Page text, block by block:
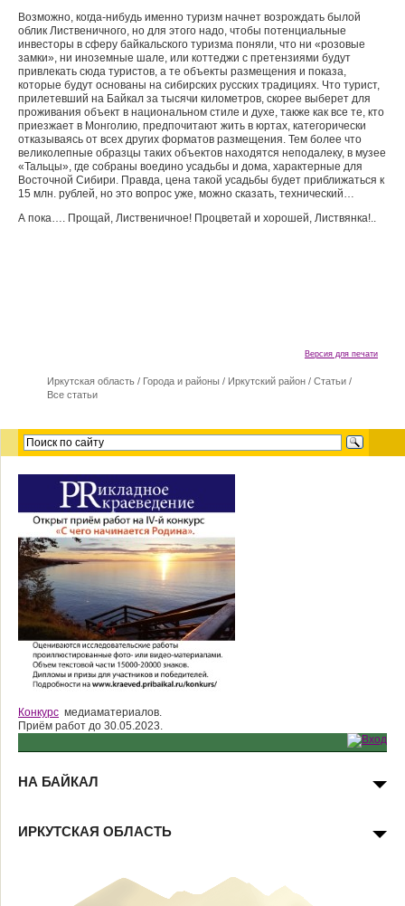
Возможно, когда-нибудь именно туризм начнет возрождать былой
облик Лиственичного, но для этого надо, чтобы потенциальные
инвесторы в сферу байкальского туризма поняли, что ни «розовые
замки», ни иноземные шале, или коттеджи с претензиями будут
привлекать сюда туристов, а те объекты размещения и показа,
которые будут основаны на сибирских русских традициях. Что турист,
прилетевший на Байкал за тысячи километров, скорее выберет для
проживания объект в национальном стиле и духе, также как все те, кто
приезжает в Монголию, предпочитают жить в юртах, категорически
отказываясь от всех других форматов размещения. Тем более что
великолепные образцы таких объектов находятся неподалеку, в музее
«Тальцы», где собраны воедино усадьбы и дома, характерные для
Восточной Сибири. Правда, цена такой усадьбы будет приближаться к
15 млн. рублей, но это вопрос уже, можно сказать, технический…
А пока…. Прощай, Лиственичное! Процветай и хорошей, Листвянка!..
Версия для печати
Иркутская область / Города и районы / Иркутский район / Статьи /
Все статьи
Конкурс медиаматериалов.
Приём работ до 30.05.2023.
НА БАЙКАЛ
ИРКУТСКАЯ ОБЛАСТЬ